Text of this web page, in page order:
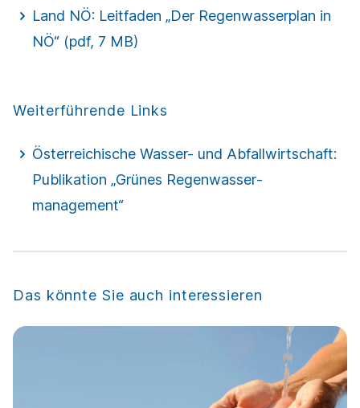
Land NÖ: Leitfaden „Der Regenwasserplan in
NÖ“ (pdf, 7 MB)
Weiterführende Links
Österreichische Wasser- und Abfallwirtschaft:
Publikation „Grünes Regen­­wasser­­­
management“
Das könnte Sie auch interessieren